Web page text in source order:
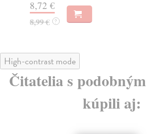
8,72 €
8,99 € ?
High-contrast mode
Čitatelia s
kúpili aj: